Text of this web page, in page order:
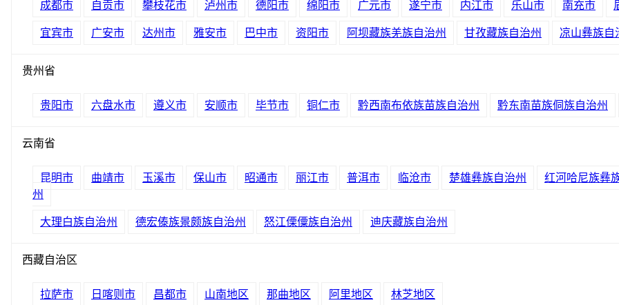
成都市 自贡市 攀枝花市 泸州市 德阳市 绵阳市 广元市 遂宁市 内江市 乐山市 南充市
宜宾市 广安市 达州市 雅安市 巴中市 资阳市 阿坝藏族羌族自治州 甘孜藏族自治州 凉山彝族自
贵州省
贵阳市 六盘水市 遵义市 安顺市 毕节市 铜仁市 黔西南布依族苗族自治州 黔东南苗族侗族自治州
云南省
昆明市 曲靖市 玉溪市 保山市 昭通市 丽江市 普洱市 临沧市 楚雄彝族自治州
红河哈尼族彝
州
大理白族自治州 德宏傣族景颇族自治州 怒江傈僳族自治州 迪庆藏族自治州
西藏自治区
拉萨市 日喀则市 昌都市 山南地区 那曲地区 阿里地区 林芝地区